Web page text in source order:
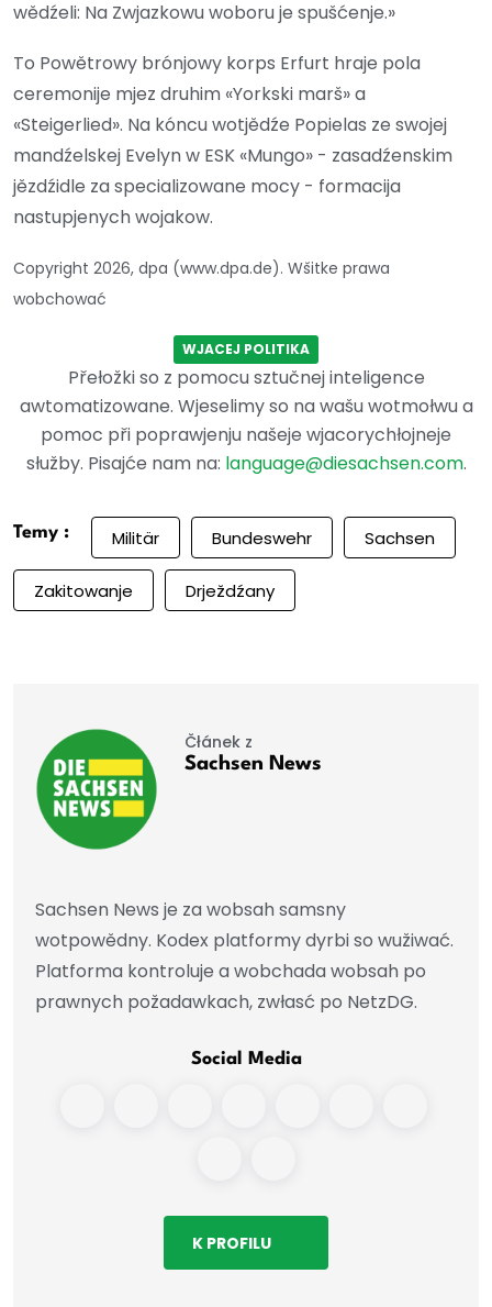
wědźeli: Na Zwjazkowu woboru je spušćenje.»
To Powětrowy brónjowy korps Erfurt hraje pola
ceremonije mjez druhim «Yorkski marš» a
«Steigerlied». Na kóncu wotjědźe Popielas ze swojej
mandźelskej Evelyn w ESK «Mungo» - zasadźenskim
jězdźidle za specializowane mocy - formacija
nastupjenych wojakow.
Copyright 2026, dpa (www.dpa.de). Wšitke prawa
wobchować
WJACEJ POLITIKA
Přełožki so z pomocu sztučnej inteligence
awtomatizowane. Wjeselimy so na wašu wotmołwu a
pomoc při poprawjenju našeje wjacorychłojneje
słužby. Pisajće nam na: language@diesachsen.com.
Temy : Militär Bundeswehr Sachsen
Zakitowanje Drježdźany
Čłánek z
Sachsen News
Sachsen News je za wobsah samsny
wotpowědny. Kodex platformy dyrbi so wužiwać.
Platforma kontroluje a wobchada wobsah po
prawnych požadawkach, zwłasć po NetzDG.
Social Media
K PROFILU